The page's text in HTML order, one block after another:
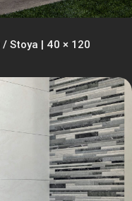
/ Stoya | 40 × 120